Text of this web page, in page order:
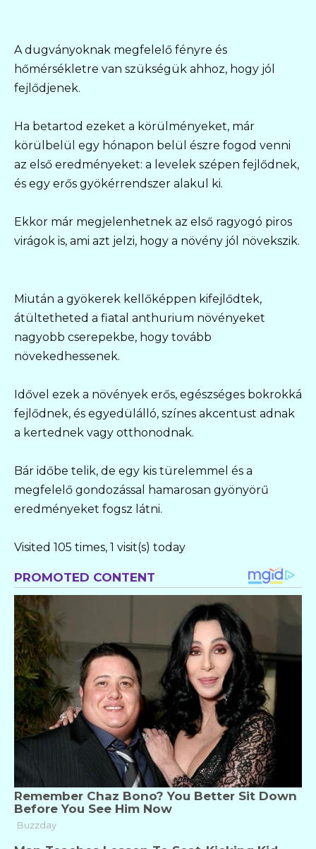
A dugványoknak megfelelő fényre és
hőmérsékletre van szükségük ahhoz, hogy jól
fejlődjenek.
Ha betartod ezeket a körülményeket, már
körülbelül egy hónapon belül észre fogod venni
az első eredményeket: a levelek szépen fejlődnek,
és egy erős gyökérrendszer alakul ki.
Ekkor már megjelenhetnek az első ragyogó piros
virágok is, ami azt jelzi, hogy a növény jól növekszik.
Miután a gyökerek kellőképpen kifejlődtek,
átültetheted a fiatal anthurium növényeket
nagyobb cserepekbe, hogy tovább
növekedhessenek.
Idővel ezek a növények erős, egészséges bokrokká
fejlődnek, és egyedülálló, színes akcentust adnak
a kertednek vagy otthonodnak.
Bár időbe telik, de egy kis türelemmel és a
megfelelő gondozással hamarosan gyönyörű
eredményeket fogsz látni.
Visited 105 times, 1 visit(s) today